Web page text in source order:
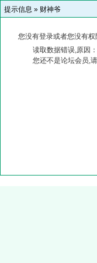
提示信息 » 财神爷
您没有登录或者您没有
读取数据错误,原因
您还不是论坛会员,